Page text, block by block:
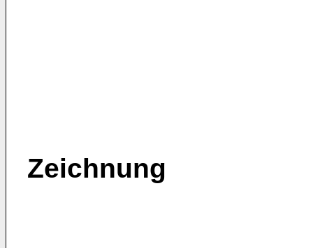
Zeichnung